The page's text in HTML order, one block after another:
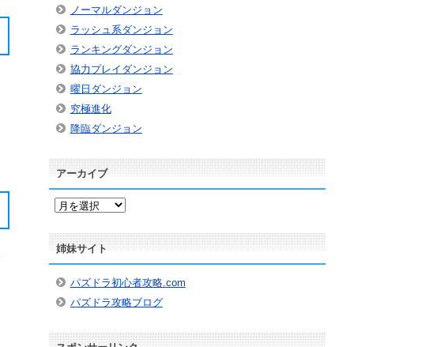
ノーマルダンジョン
ラッシュ系ダンジョン
ランキングダンジョン
協力プレイダンジョン
曜日ダンジョン
究極進化
降臨ダンジョン
アーカイブ
ア
カ
イ
ブ
姉妹サイト
パズドラ初心者攻略.com
パズドラ攻略ブログ